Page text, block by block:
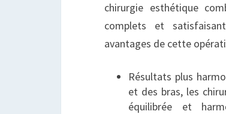
chirurgie esthétique
complets et
avantages de cette
Résultats plus
et des bras, les
équilibrée et